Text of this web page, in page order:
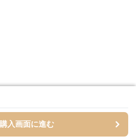
購入画面に進む
購入画面に進む